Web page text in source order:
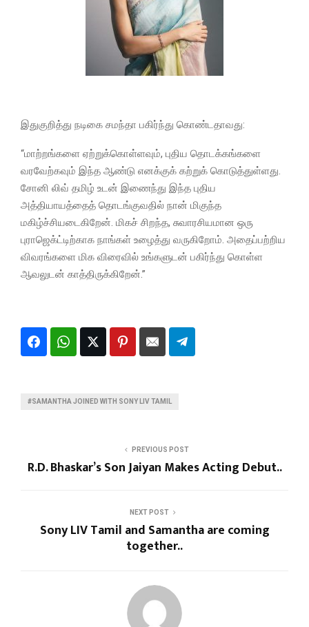
இதுகுறித்து நடிகை சமந்தா பகிர்ந்து கொண்டதாவது:
“மாற்றங்களை ஏற்றுக்கொள்ளவும், புதிய தொடக்கங்களை
வரவேற்கவும் இந்த ஆண்டு எனக்குக் கற்றுக் கொடுத்துள்ளது.
சோனி லிவ் தமிழ் உடன் இணைந்து இந்த புதிய
அத்தியாயத்தைத் தொடங்குவதில் நான் மிகுந்த
மகிழ்ச்சியடைகிறேன். மிகச் சிறந்த, சுவாரசியமான ஒரு
புராஜெக்ட்டிற்காக நாங்கள் உழைத்து வருகிறோம். அதைப்பற்றிய
விவரங்களை மிக விரைவில் உங்களுடன் பகிர்ந்து கொள்ள
ஆவலுடன் காத்திருக்கிறேன்.”
#SAMANTHA JOINED WITH SONY LIV TAMIL
PREVIOUS POST
R.D. Bhaskar’s Son Jaiyan Makes Acting Debut..
NEXT POST
Sony LIV Tamil and Samantha are coming
together..